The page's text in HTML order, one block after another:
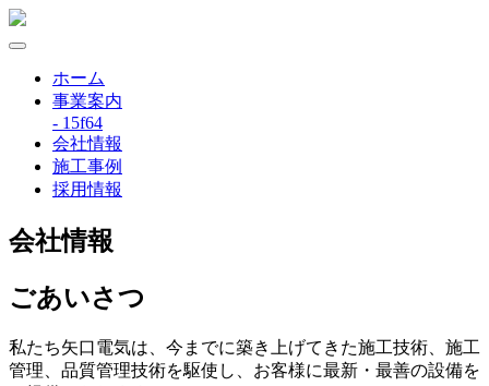
ホーム
事業案内
- 15f64
会社情報
施工事例
採用情報
会社情報
ごあいさつ
私たち矢口電気は、今までに築き上げてきた施工技術、施工
管理、品質管理技術を駆使し、お客様に最新・最善の設備を